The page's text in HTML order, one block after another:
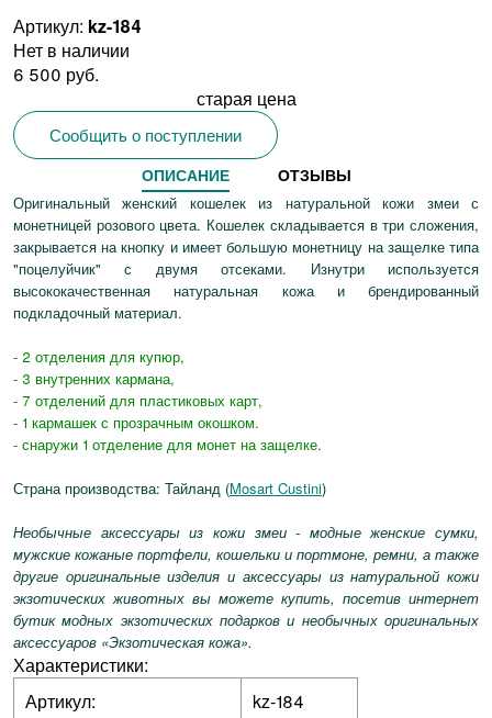
Артикул: kz-184
Нет в наличии
6 500 руб.
старая цена
Сообщить о поступлении
ОПИСАНИЕ ОТЗЫВЫ
Оригинальный женский кошелек из натуральной кожи змеи с
монетницей розового цвета. Кошелек складывается в три сложения,
закрывается на кнопку и имеет большую монетницу на защелке типа
"поцелуйчик" с двумя отсеками. Изнутри используется
высококачественная натуральная кожа и брендированный
подкладочный материал.
- 2 отделения для купюр,
- 3 внутренних кармана,
- 7 отделений для пластиковых карт,
- 1 кармашек с прозрачным окошком.
- снаружи 1 отделение для монет на защелке.
Страна производства: Тайланд (Mosart Custini)
Необычные аксессуары из кожи змеи - модные женские сумки,
мужские кожаные портфели, кошельки и портмоне, ремни, а также
другие оригинальные изделия и аксессуары из натуральной кожи
экзотических животных вы можете купить, посетив интернет
бутик модных экзотических подарков и необычных оригинальных
аксессуаров «Экзотическая кожа».
Характеристики:
Артикул:
kz-184